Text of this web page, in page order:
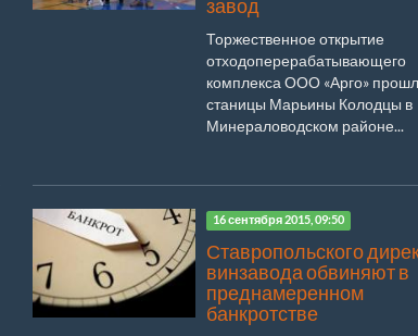
завод
Торжественное открытие
отходоперерабатывающего
комплекса ООО «Арго»
станицы Марьины Колодцы в
Минераловодском районе...
16 сентября 2015, 09:50
Ставропольского
винзавода обвиняют в
преднамеренном
банкротстве